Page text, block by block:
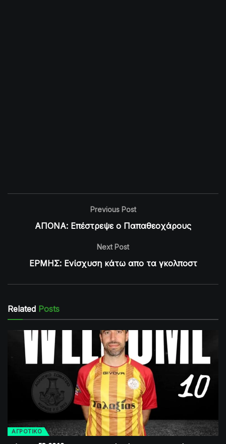
Previous Post
ΑΠΟΝΑ: Επέστρεψε ο Παπαθεοχάρους
Next Post
ΕΡΜΗΣ: Ενίσχυση κάτω απο τα γκολποστ
Related Posts
ΑΓΡΟΤΙΚΟ